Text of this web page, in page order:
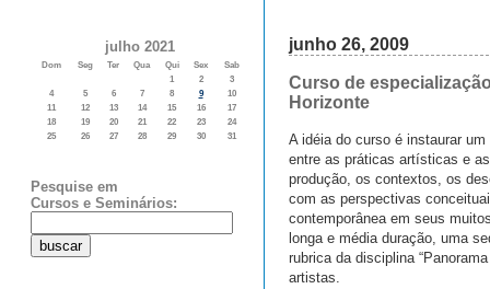
julho 2021
Dom Seg Ter Qua Qui Sex
Sab
1
2
3
4
5 6 7 8 9
10
11
12 13 14 15 16
17
18
19 20 21 22 23
24
25
26 27 28 29 30 31
Pesquise em
Cursos e Seminários:
junho 26, 2009
Curso de
Horizonte
A idéia do curso é instaurar
entre as práticas artísticas e
produção, os contextos, os
com as perspectivas
contemporânea em seus
longa e média duração, uma
rubrica da disciplina
artistas.